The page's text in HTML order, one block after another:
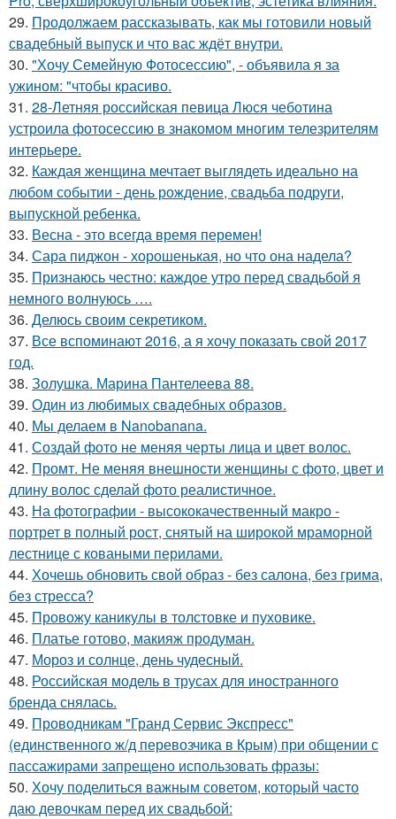
29. Продолжаем рассказывать, как мы готовили новый
свадебный выпуск и что вас ждёт внутри.
30. "Хочу Семейную Фотосессию", - объявила я за
ужином: "чтобы красиво.
31. 28-Летняя российская певица Люся чеботина
устроила фотосессию в знакомом многим телезрителям
интерьере.
32. Каждая женщина мечтает выглядеть идеально на
любом событии - день рождение, свадьба подруги,
выпускной ребенка.
33. Весна - это всегда время перемен!
34. Сара пиджон - хорошенькая, но что она надела?
35. Признаюсь честно: каждое утро перед свадьбой я
немного волнуюсь ….
36. Делюсь своим секретиком.
37. Все вспоминают 2016, а я хочу показать свой 2017
год.
38. Золушка. Марина Пантелеева 88.
39. Один из любимых свадебных образов.
40. Мы делаем в Nanobanana.
41. Создай фото не меняя черты лица и цвет волос.
42. Промт. Не меняя внешности женщины с фото, цвет и
длину волос сделай фото реалистичное.
43. На фотографии - высококачественный макро -
портрет в полный рост, снятый на широкой мраморной
лестнице с коваными перилами.
44. Хочешь обновить свой образ - без салона, без грима,
без стресса?
45. Провожу каникулы в толстовке и пуховике.
46. Платье готово, макияж продуман.
47. Мороз и солнце, день чудесный.
48. Российская модель в трусах для иностранного
бренда снялась.
49. Проводникам "Гранд Сервис Экспресс"
(единственного ж/д перевозчика в Крым) при общении с
пассажирами запрещено использовать фразы:
50. Хочу поделиться важным советом, который часто
даю девочкам перед их свадьбой: